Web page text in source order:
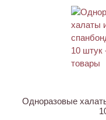
Одноразовые